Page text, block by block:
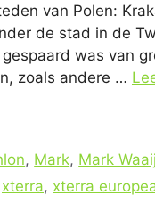
van Polen:
de stad in de
was van
zoals andere …
, Mark, Mark
xterra, xterra